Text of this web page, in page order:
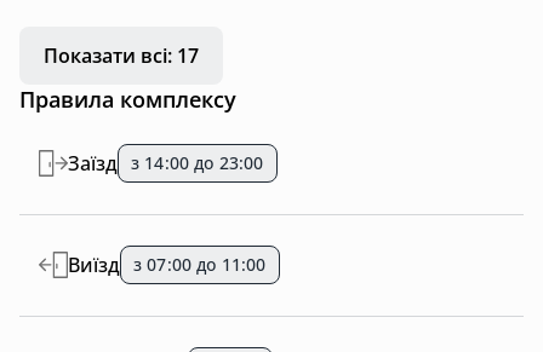
Показати всі: 17
Правила комплексу
Заїзд з 14:00 до 23:00
Виїзд з 07:00 до 11:00